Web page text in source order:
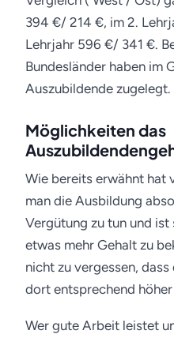
394 €/ 214 €, im 2.
Lehrjahr 596 €/ 341 €.
Bundesländer haben im
Auszubildende zugelegt.
Möglichkeiten das
Wie bereits erwähnt hat
man die Ausbildung
Vergütung zu tun und
etwas mehr Gehalt zu
nicht zu vergessen,
dort entsprechend
Wer gute Arbeit leistet